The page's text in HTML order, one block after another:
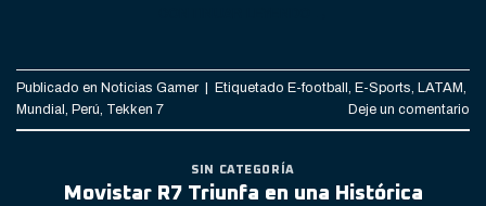
Publicado en Noticias Gamer Etiquetado E-football , E-Sports, LATAM,
Mundial , Perú, Tekken 7 Deje un comentario
SIN CATEGORÍA
Movistar R7 Triunfa en una Histórica